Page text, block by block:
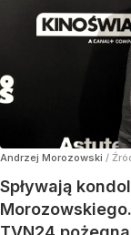
Andrzej Morozowski /
Spływają